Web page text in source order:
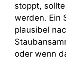
stoppt,
werden. Ein
plausibel
oder wenn